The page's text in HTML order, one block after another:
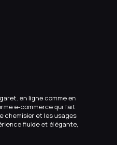
en ligne comme en
e-commerce qui fait
chemisier et les usages
fluide et élégante,